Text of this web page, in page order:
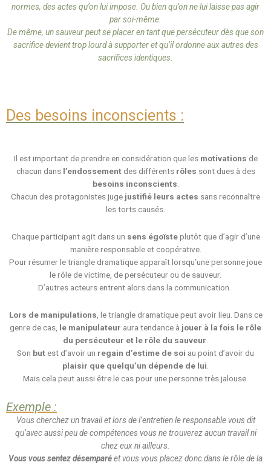
normes, des actes qu’on lui impose. Ou bien qu’on ne lui laisse pas agir
par soi-même.
De même, un sauveur peut se placer en tant que persécuteur dès que son
sacrifice devient trop lourd à supporter et qu’il ordonne aux autres des
sacrifices identiques.
Des besoins inconscients :
Il est important de prendre en considération que les motivations de
chacun dans l’endossement des différents rôles sont dues à des
besoins inconscients
Chacun des protagonistes juge justifié leurs actes sans reconnaître
les torts causés.
Chaque participant agit dans un sens égoïsteplutôt que d’agir d’une
manière responsable et coopérative.
Pour résumer le triangle dramatique apparaît lorsqu’une personne joue
le rôle de victime, de persécuteur ou de sauveur.
D’autres acteurs entrent alors dans la communication.
Lors de manipulations , le triangle dramatique peut avoir lieu. Dans ce
genre de cas, le manipulateur aura tendance à jouer à la fois le rôle
du persécuteur et le rôle du sauveur
Son but est d’avoir un regain d’estime de soi au point d’avoir du
plaisir que quelqu’un dépende de lui
Mais cela peut aussi être le cas pour une personne très jalouse.
Exemple :
Vous cherchez un travail et lors de l’entretien le responsable vous dit
qu’avec aussi peu de compétences vous ne trouverez aucun travail ni
chez eux ni ailleurs.
Vous vous sentez désemparéet vous vous placez donc dans le rôle de la